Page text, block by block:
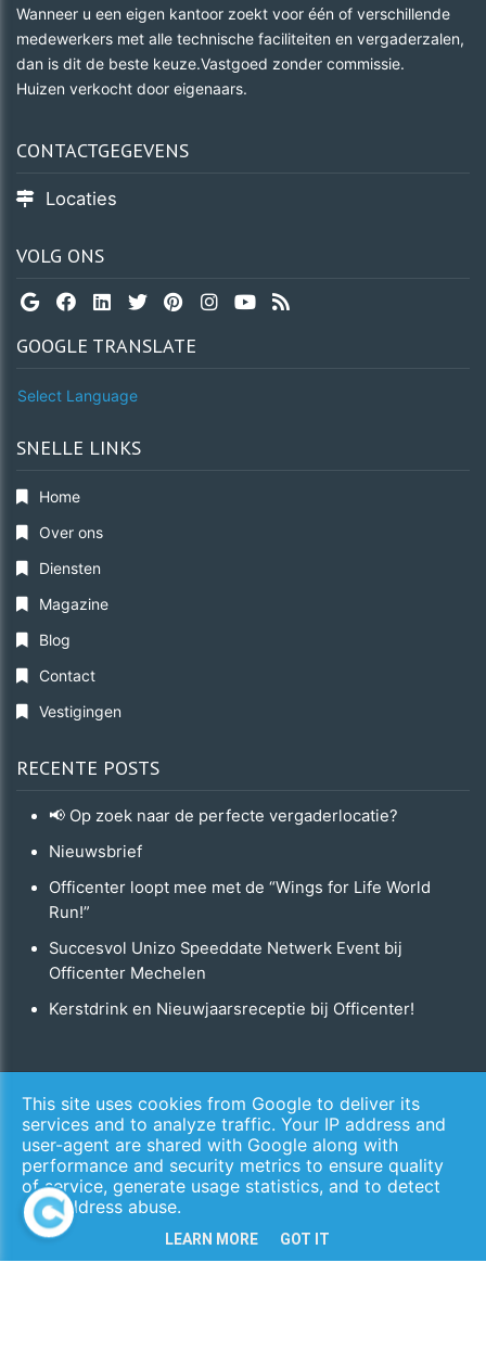
Wanneer u een eigen kantoor zoekt voor één of verschillende
medewerkers met alle technische faciliteiten en vergaderzalen,
dan is dit de beste keuze.Vastgoed zonder commissie.
​​​​​​​Huizen verkocht door eigenaars.
CONTACTGEGEVENS
Locaties
VOLG ONS
GOOGLE TRANSLATE
Select Language
SNELLE LINKS
Home
Over ons
Diensten
Magazine
Blog
Contact
Vestigingen
RECENTE POSTS
📢 Op zoek naar de perfecte vergaderlocatie?
Nieuwsbrief
Officenter loopt mee met de “Wings for Life World
Run!”
Succesvol Unizo Speeddate Netwerk Event bij
Officenter Mechelen
Kerstdrink en Nieuwjaarsreceptie bij Officenter!
Copyright © 2026 Officenter. All Rights Reserved.
Privacy & Cookies​​​​​​​ | ​​​​​​​UP-TO-DATE WebDesign
This site uses cookies from Google to deliver its
services and to analyze traffic. Your IP address and
user-agent are shared with Google along with
performance and security metrics to ensure quality
of service, generate usage statistics, and to detect
and address abuse.
LEARN MORE GOT IT